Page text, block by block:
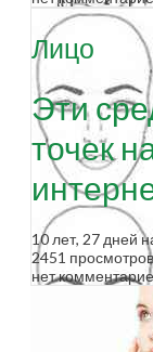
Лицо
Эти
точек
10 лет, 27 дней
2451 просмотров
нет